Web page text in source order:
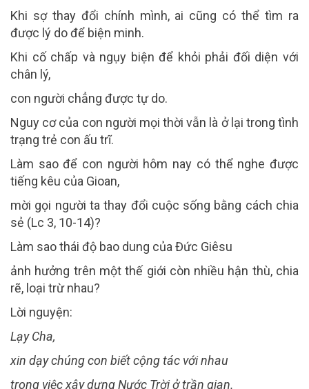
Khi sợ thay đổi chính mình, ai cũng có thể tìm ra
được lý do để biện minh.
Khi cố chấp và ngụy biện để khỏi phải đối diện với
chân lý,
con người chẳng được tự do.
Nguy cơ của con người mọi thời vẫn là ở lại trong tình
trạng trẻ con ấu trĩ.
Làm sao để con người hôm nay có thể nghe được
tiếng kêu của Gioan,
mời gọi người ta thay đổi cuộc sống bằng cách chia
sẻ (Lc 3, 10-14)?
Làm sao thái độ bao dung của Đức Giêsu
ảnh hưởng trên một thế giới còn nhiều hận thù, chia
rẽ, loại trừ nhau?
Lời nguyện:
Lạy Cha,
xin dạy chúng con biết cộng tác với nhau
trong việc xây dựng Nước Trời ở trần gian.